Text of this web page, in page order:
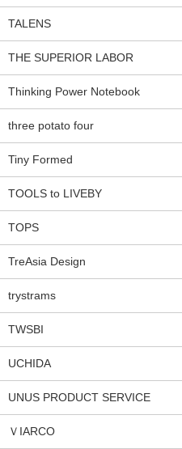
TALENS
THE SUPERIOR LABOR
Thinking Power Notebook
three potato four
Tiny Formed
TOOLS to LIVEBY
TOPS
TreAsia Design
trystrams
TWSBI
UCHIDA
UNUS PRODUCT SERVICE
ＶIARCO